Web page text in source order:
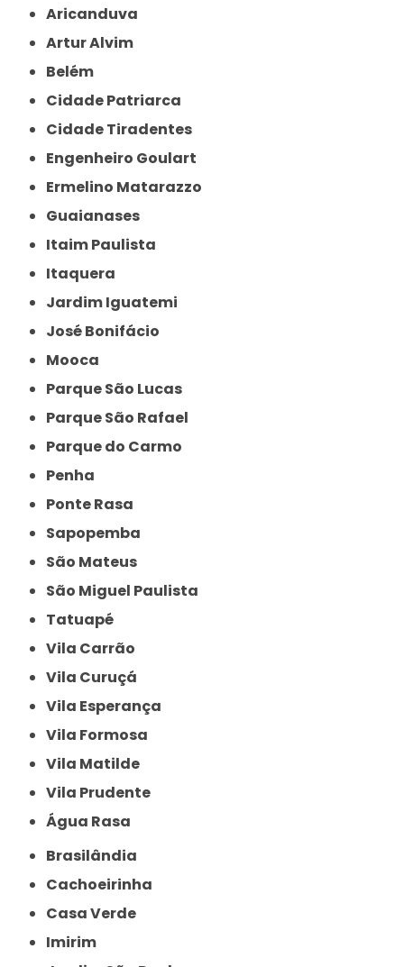
Aricanduva
Artur Alvim
Belém
Cidade Patriarca
Cidade Tiradentes
Engenheiro Goulart
Ermelino Matarazzo
Guaianases
Itaim Paulista
Itaquera
Jardim Iguatemi
José Bonifácio
Mooca
Parque São Lucas
Parque São Rafael
Parque do Carmo
Penha
Ponte Rasa
Sapopemba
São Mateus
São Miguel Paulista
Tatuapé
Vila Carrão
Vila Curuçá
Vila Esperança
Vila Formosa
Vila Matilde
Vila Prudente
Água Rasa
Brasilândia
Cachoeirinha
Casa Verde
Imirim